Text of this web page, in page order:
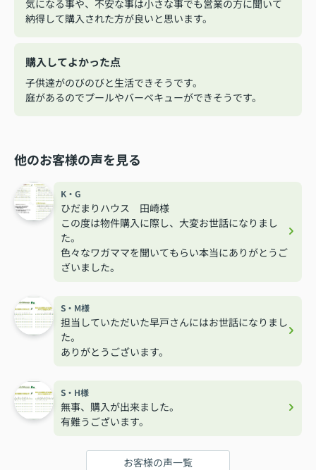
気になる事や、不安な事は小さな事でも営業の方に聞いて
納得して購入された方が良いと思います。
購入してよかった点
子供達がのびのびと生活できそうです。
庭があるのでプールやバーベキューができそうです。
他のお客様の声を見る
K・G
ひだまりハウス 田崎様
この度は物件購入に際し、大変お世話になりまし
た。
色々なワガママを聞いてもらい本当にありがとうご
ざいました。
S・M様
担当していただいた早戸さんにはお世話になりまし
た。
ありがとうございます。
S・H様
無事、購入が出来ました。
有難うございます。
お客様の声一覧